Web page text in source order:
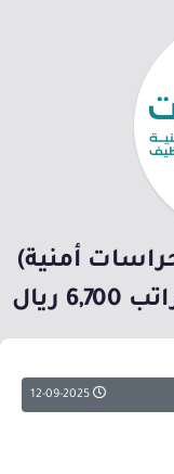
وظيفة (حراسات أمنية)